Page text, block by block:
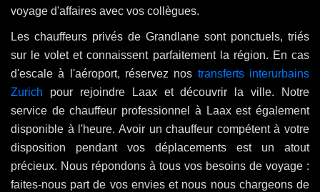
voyage d'affaires avec vos collègues.
Les chauffeurs privés de Grandlane sont ponctuels, triés
sur le volet et connaissent parfaitement la région. En cas
d'escale à l'aéroport, réservez nos transferts interurbains
Zurich pour rejoindre Laax et découvrir la ville. Notre
service de chauffeur professionnel à Laax est également
disponible à l'heure. Avoir un chauffeur compétent à votre
disposition pendant vos déplacements est un atout
précieux. Nous répondons à tous vos besoins de voyage :
faites-nous part de vos envies et nous nous chargeons de